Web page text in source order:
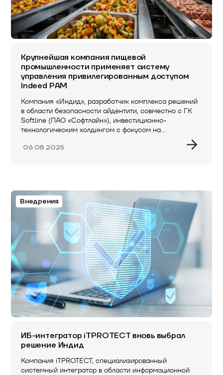
Крупнейшая компания пищевой
промышленности применяет систему
управления привилегированным доступом
Indeed PAM
Компания «Индид», разработчик комплекса решений
в области безопасности айдентити, совместно с ГК
Softline (ПАО «Софтлайн»), инвестиционно-
технологическим холдингом с фокусом на…
06.08.2025
Внедрения
ИБ-интегратор iTPROTECT вновь выбрал
решение Индид
Компания iTPROTECT, специализированный
системный интегратор в области информационной